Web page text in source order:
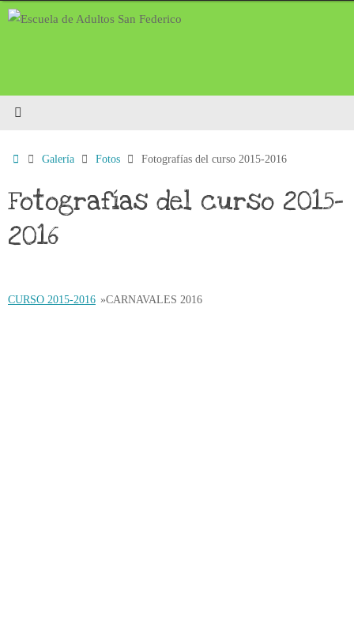
Saltar
InicioGalería Fotos Fotografías del curso 2015-2016
Fotografías del curso 2015-
2016
CURSO 2015-2016 »CARNAVALES 2016